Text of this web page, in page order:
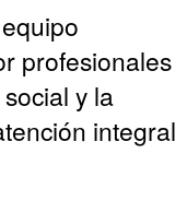
profesionales
y la
integral